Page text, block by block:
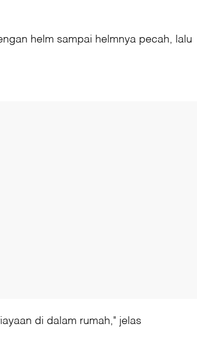
helm sampai helmnya pecah, lalu
di dalam rumah," jelas